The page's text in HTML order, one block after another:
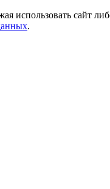
использовать сайт
.